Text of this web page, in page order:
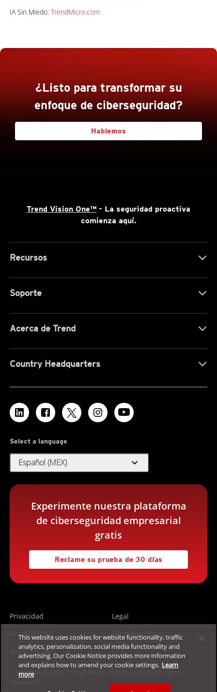
IA Sin Miedo. TrendMicro.com
¿Listo para transformar su
enfoque de ciberseguridad?
Hablemos
Trend Vision One™ - La seguridad proactiva
comienza aquí.
Recursos
Soporte
Acerca de Trend
Country Headquarters
Select a language
Español (MEX) expand_more
Experimente nuestra plataforma
de ciberseguridad empresarial
gratis
Reclame su prueba de 30 días
Privacidad
Legal
Accesibilidad
Términos de uso
Mapa del sitio
Copyright ©2026 Trend Micro Incorporated. All rights
This website uses cookies for website functionality, traffic
analytics, personalization, social media functionality and
advertising. Our Cookie Notice provides more information
and explains how to amend your cookie settings. Learn
more